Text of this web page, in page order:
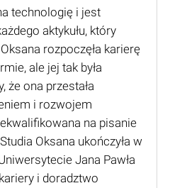
technologię i jest
aktykułu, który
rozpoczęła karierę
ale jej tak była
że ona przestała
i rozwojem
na pisanie
Oksana ukończyła w
Jana Pawła
i doradztwo